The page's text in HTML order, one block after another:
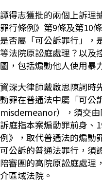
譚得志獲批的兩個上訴理
罪行條例》第9條及第10
是否屬「可公訴罪行」，
等法院原訟庭處理？以及
圖，包括煽動他人使用暴
資深大律師戴啟思陳詞時
動罪在普通法中屬「可
misdemeanor），須交
訴庭指本案煽動罪前身、
例》，取代普通法的煽動
可公訴的普通法罪行，須
陪審團的高院原訟庭處理
介區域法院。